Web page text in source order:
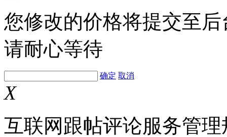
您修改的价格将提交至
请耐心等待
确定 取消
X
互联网跟帖评论服务管理